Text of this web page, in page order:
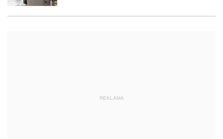
REKLAMA